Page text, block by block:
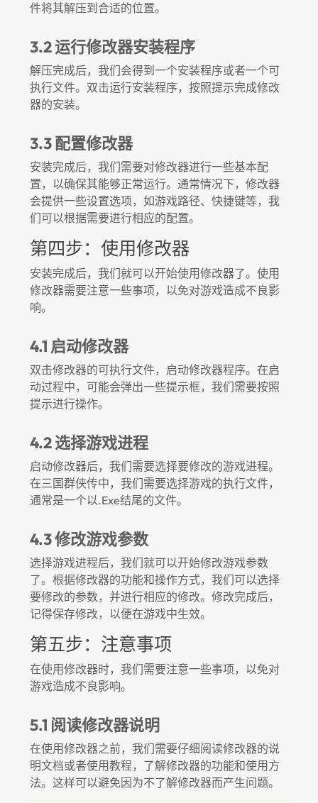
件将其解压到合适的位置。
3.2 运行修改器安装程序
解压完成后，我们会得到一个安装程序或者一个可
执行文件。双击运行安装程序，按照提示完成修改
器的安装。
3.3 配置修改器
安装完成后，我们需要对修改器进行一些基本配
置，以确保其能够正常运行。通常情况下，修改器
会提供一些设置选项，如游戏路径、快捷键等，我
们可以根据需要进行相应的配置。
第四步：使用修改器
安装完成后，我们就可以开始使用修改器了。使用
修改器需要注意一些事项，以免对游戏造成不良影
响。
4.1 启动修改器
双击修改器的可执行文件，启动修改器程序。在启
动过程中，可能会弹出一些提示框，我们需要按照
提示进行操作。
4.2 选择游戏进程
启动修改器后，我们需要选择要修改的游戏进程。
在三国群侠传中，我们需要选择游戏的执行文件，
通常是一个以.exe结尾的文件。
4.3 修改游戏参数
选择游戏进程后，我们就可以开始修改游戏参数
了。根据修改器的功能和操作方式，我们可以选择
要修改的参数，并进行相应的修改。修改完成后，
记得保存修改，以便在游戏中生效。
第五步：注意事项
在使用修改器时，我们需要注意一些事项，以免对
游戏造成不良影响。
5.1 阅读修改器说明
在使用修改器之前，我们需要仔细阅读修改器的说
明文档或者使用教程，了解修改器的功能和使用方
法。这样可以避免因为不了解修改器而产生问题。